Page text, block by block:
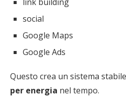
social
Google Maps
Google Ads
Questo crea un sistema
per energia nel tempo.